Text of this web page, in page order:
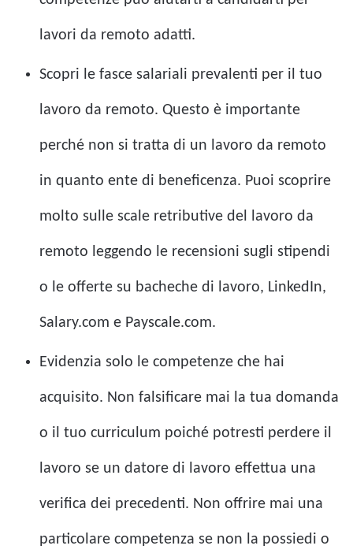
lavori da remoto adatti.
Scopri le fasce salariali prevalenti per il tuo
lavoro da remoto. Questo è importante
perché non si tratta di un lavoro da remoto
in quanto ente di beneficenza. Puoi scoprire
molto sulle scale retributive del lavoro da
remoto leggendo le recensioni sugli stipendi
o le offerte su bacheche di lavoro, LinkedIn,
Salary.com e Payscale.com.
Evidenzia solo le competenze che hai
acquisito. Non falsificare mai la tua domanda
o il tuo curriculum poiché potresti perdere il
lavoro se un datore di lavoro effettua una
verifica dei precedenti. Non offrire mai una
particolare competenza se non la possiedi o